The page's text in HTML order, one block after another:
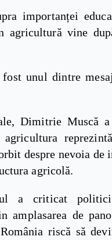
importanței
agricultură vine
unul dintre
Dimitrie Muscă
agricultura
despre nevoia
agricolă.
a criticat
amplasarea de
riscă să